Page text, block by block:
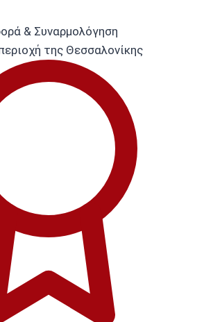
& Συναρμολόγηση
της Θεσσαλονίκης